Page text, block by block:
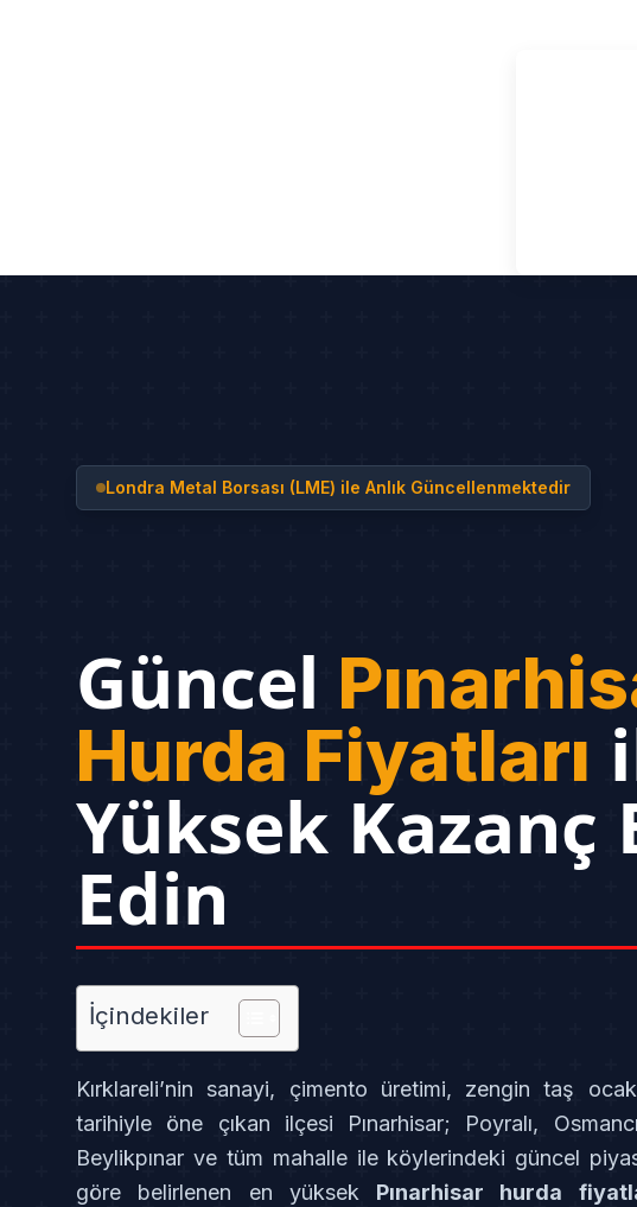
Londra Metal Borsası (LME) ile Anlık Güncellenmektedir
Güncel
Hurda Fiyatları
Yüksek Kazanç
Edin
İçindekiler
Kırklareli’nin sanayi, çimento üretimi, zengin taş
tarihiyle öne çıkan ilçesi Pınarhisar; Poyralı,
Beylikpınar ve tüm mahalle ile köylerindeki güncel
göre belirlenen en yüksek Pınarhisar hurda